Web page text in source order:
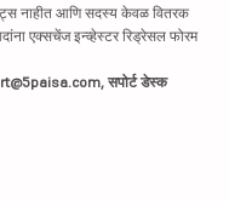
नाहीत आणि सदस्य केवळ वितरक
एक्सचेंज इन्व्हेस्टर रिड्रेसल फोरम
सपोर्ट डेस्क